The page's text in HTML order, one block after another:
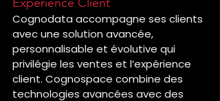
Cognodata accompagne ses clients
avec une solution avancée,
personnalisable et évolutive qui
privilégie les ventes et l’expérience
client. Cognospace combine des
technologies avancées avec des